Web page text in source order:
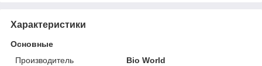
Характеристики
Основные
Производитель
Bio World